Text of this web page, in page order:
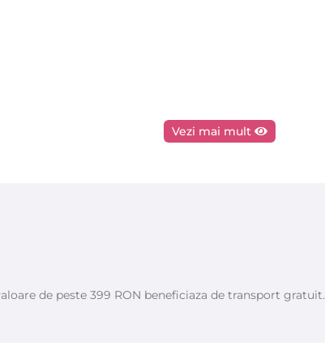
Vezi mai mult
de peste 399 RON beneficiaza de transport gratuit.